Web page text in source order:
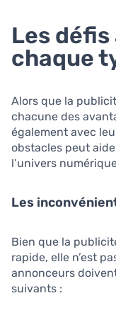
Les
chaque
Alors que la
chacune des
également avec
obstacles peut
l’univers
Les
Bien que la
rapide, elle n’est
annonceurs
suivants :